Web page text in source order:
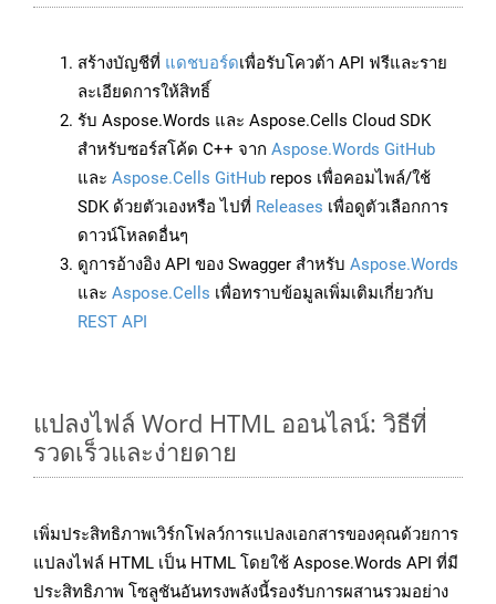
สร้างบัญชีที่ แดชบอร์ดเพื่อรับโควต้า API ฟรีและราย
ละเอียดการให้สิทธิ์
รับ Aspose.Words และ Aspose.Cells Cloud SDK
สำหรับซอร์สโค้ด C++ จาก Aspose.Words GitHub
และ Aspose.Cells GitHub repos เพื่อคอมไพล์/ใช้
SDK ด้วยตัวเองหรือ ไปที่ Releases เพื่อดูตัวเลือกการ
ดาวน์โหลดอื่นๆ
ดูการอ้างอิง API ของ Swagger สำหรับ Aspose.Words
และ Aspose.Cells เพื่อทราบข้อมูลเพิ่มเติมเกี่ยวกับ
REST API
แปลงไฟล์ Word HTML ออนไลน์: วิธีที่
รวดเร็วและง่ายดาย
เพิ่มประสิทธิภาพเวิร์กโฟลว์การแปลงเอกสารของคุณด้วยการ
แปลงไฟล์ HTML เป็น HTML โดยใช้ Aspose.Words API ที่มี
ประสิทธิภาพ โซลูชันอันทรงพลังนี้รองรับการผสานรวมอย่าง